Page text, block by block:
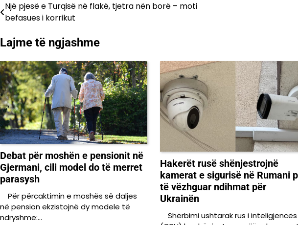
Lëvizje
postimet
Një pjesë e Turqisë në flakë, tjetra nën borë – moti
befasues i korrikut
Lajme të ngjashme
Debat për moshën e pensionit në
Gjermani, cili model do të merret
parasysh
Për përcaktimin e moshës së daljes
në pension ekzistojnë dy modele të
ndryshme:…
Hakerët rusë shënjestrojnë
kamerat e sigurisë në Rumani
të vëzhguar ndihmat për
Ukrainën
Shërbimi ushtarak rus i inteligjencës